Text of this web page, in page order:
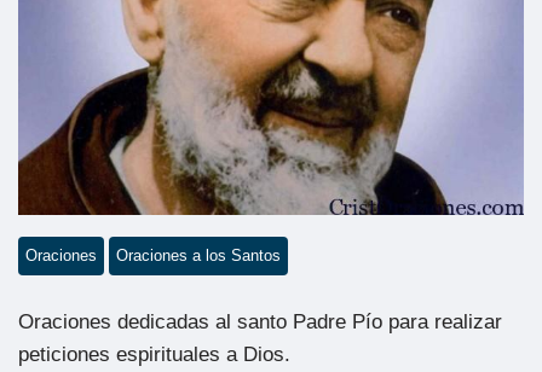
Oraciones Oraciones a los Santos
Oraciones dedicadas al santo Padre Pío para realizar
peticiones espirituales a Dios.